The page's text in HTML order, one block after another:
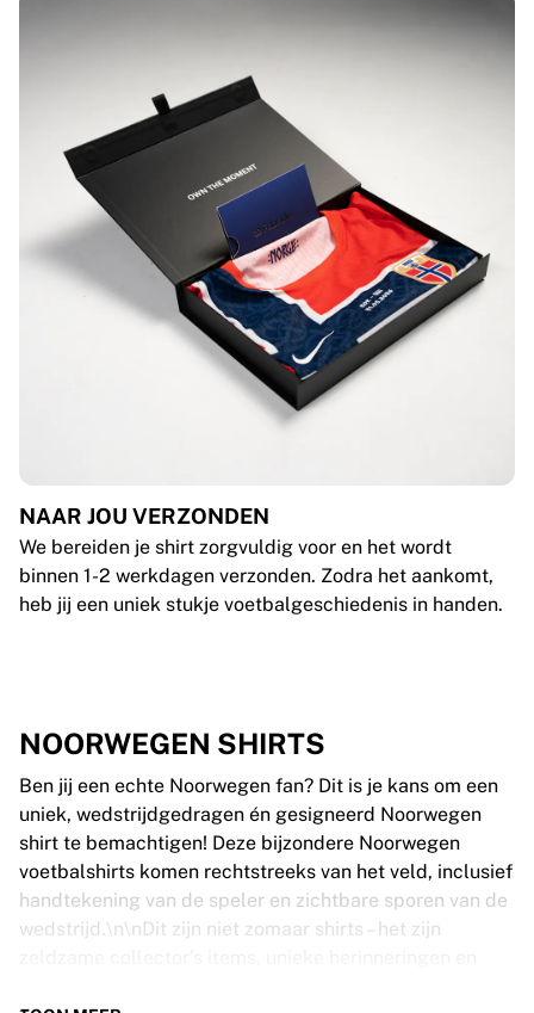
NAAR JOU VERZONDEN
We bereiden je shirt zorgvuldig voor en het wordt
binnen 1-2 werkdagen verzonden. Zodra het aankomt,
heb jij een uniek stukje voetbalgeschiedenis in handen.
NOORWEGEN SHIRTS
Ben jij een echte Noorwegen fan? Dit is je kans om een
uniek, wedstrijdgedragen én gesigneerd Noorwegen
shirt te bemachtigen! Deze bijzondere Noorwegen
voetbalshirts komen rechtstreeks van het veld, inclusief
handtekening van de speler en zichtbare sporen van de
wedstrijd.\n\nDit zijn niet zomaar shirts – het zijn